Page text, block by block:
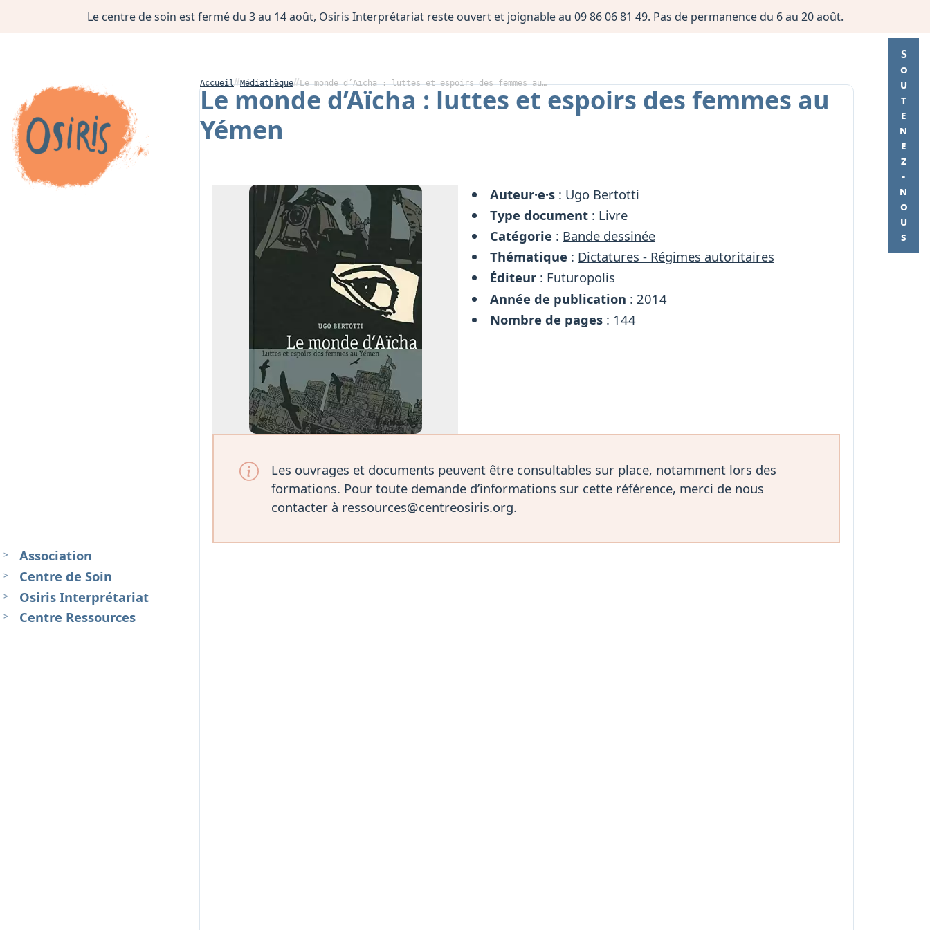
Le centre de soin est fermé du 3 au 14 août, Osiris Interprétariat reste ouvert et joignable au 09 86 06 81 49. Pas de permanence du 6 au 20 août.
Soutenez-nous
Association
Centre de Soin
Osiris Interprétariat
Centre Ressources
Accueil Médiathèque Le monde d’Aïcha : luttes et espoirs des femmes au…
Le monde d’Aïcha : luttes et espoirs des femmes au
Yémen
Auteur·e·s : Ugo Bertotti
Type document : Livre
Catégorie : Bande dessinée
Thématique : Dictatures - Régimes autoritaires
Éditeur : Futuropolis
Année de publication : 2014
Nombre de pages : 144
Les ouvrages et documents peuvent être consultables sur place, notamment lors des
formations. Pour toute demande d’informations sur cette référence, merci de nous
contacter à ressources@centreosiris.org.